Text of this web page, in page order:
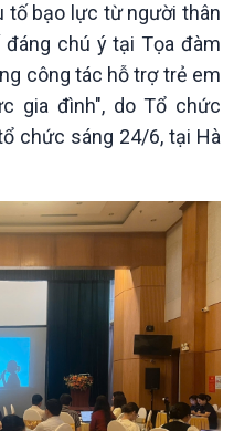
Thời sự
Thời sự 6h
Thời sự 12h
Thời sự 18h
Thời sự 21h30
tố bạo lực từ người thân
chú ý tại Tọa đàm
công tác hỗ trợ trẻ em
gia đình", do Tổ chức
chức sáng 24/6, tại Hà